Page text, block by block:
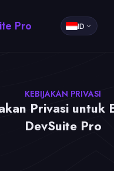
Pro ID
KEBIJAKAN PRIVASI
Privasi untuk
DevSuite Pro